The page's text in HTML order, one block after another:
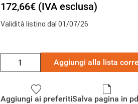
172,66€ (IVA esclusa)
Validità listino dal 01/07/26
Aggiungi alla lista
Aggiungi ai preferitiSalva pagina in